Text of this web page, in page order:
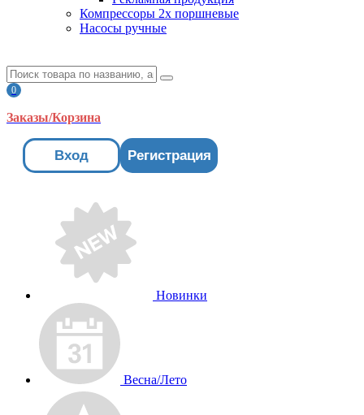
Компрессоры 2х поршневые
Насосы ручные
0
Заказы/Корзина
Вход Регистрация
Новинки
Весна/Лето